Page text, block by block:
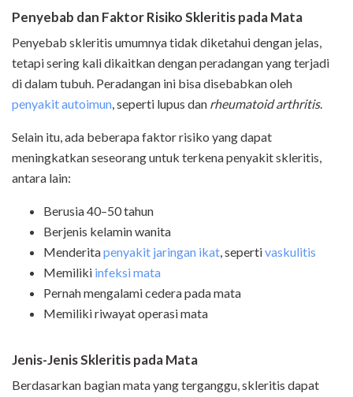
Penyebab dan Faktor Risiko Skleritis pada Mata
Penyebab skleritis umumnya tidak diketahui dengan jelas,
tetapi sering kali dikaitkan dengan peradangan yang terjadi
di dalam tubuh. Peradangan ini bisa disebabkan oleh
penyakit autoimun, seperti lupus dan rheumatoid arthritis.
Selain itu, ada beberapa faktor risiko yang dapat
meningkatkan seseorang untuk terkena penyakit skleritis,
antara lain:
Berusia 40–50 tahun
Berjenis kelamin wanita
Menderitapenyakit jaringan ikat, sepertivaskulitis
Memiliki infeksi mata
Pernah mengalami cedera pada mata
Memiliki riwayat operasi mata
Jenis-Jenis Skleritis pada Mata
Berdasarkan bagian mata yang terganggu, skleritis dapat